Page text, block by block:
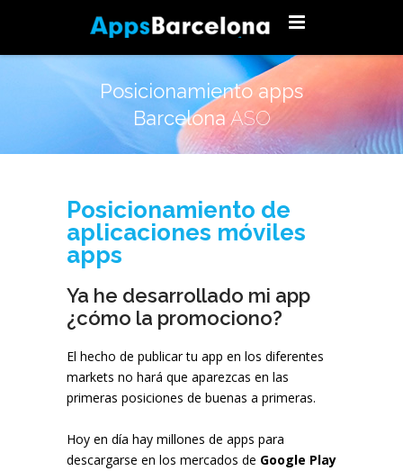
Posicionamiento apps
Barcelona ASO
Posicionamiento de
aplicaciones móviles
apps
Ya he desarrollado mi app
¿cómo la promociono?
El hecho de publicar tu app en los diferentes
markets no hará que aparezcas en las
primeras posiciones de buenas a primeras.
Hoy en día hay millones de apps para
descargarse en los mercados de Google Play